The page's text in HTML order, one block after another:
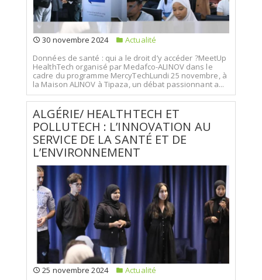
30 novembre 2024
Actualité
Données de santé : qui a le droit d’y accéder ?MeetUp
HealthTech organisé par Medafco-ALINOV dans le
cadre du programme MercyTechLundi 25 novembre, à
la Maison ALINOV à Tipaza, un débat passionnant a...
ALGÉRIE/ HEALTHTECH ET
POLLUTECH : L’INNOVATION AU
SERVICE DE LA SANTÉ ET DE
L’ENVIRONNEMENT
25 novembre 2024
Actualité